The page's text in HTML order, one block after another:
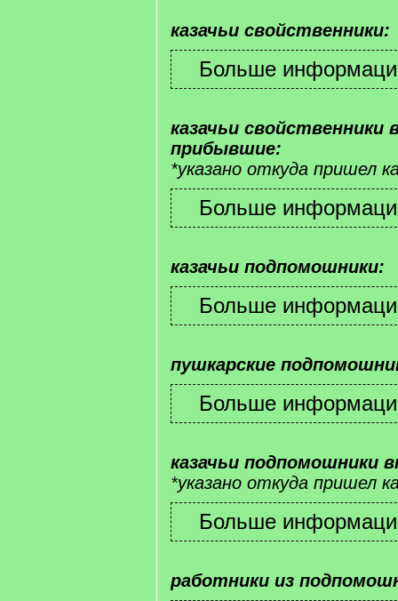
казачьи свойственники:
казачьи свойственники
прибывшие:
*указано откуда пришел
казачьи подпомошники:
пушкарские
казачьи подпомошники
*указано откуда пришел
работники из